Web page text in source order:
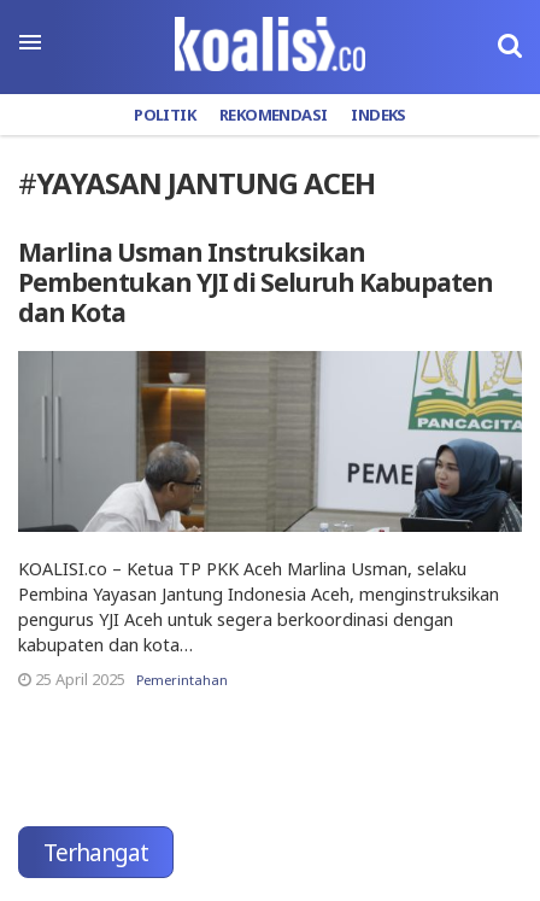
POLITIK REKOMENDASI INDEKS
#YAYASAN JANTUNG ACEH
Marlina Usman Instruksikan
Pembentukan YJI di Seluruh Kabupaten
dan Kota
KOALISI.co – Ketua TP PKK Aceh Marlina Usman, selaku
Pembina Yayasan Jantung Indonesia Aceh, menginstruksikan
pengurus YJI Aceh untuk segera berkoordinasi dengan
kabupaten dan kota…
25 April 2025 Pemerintahan
Terhangat